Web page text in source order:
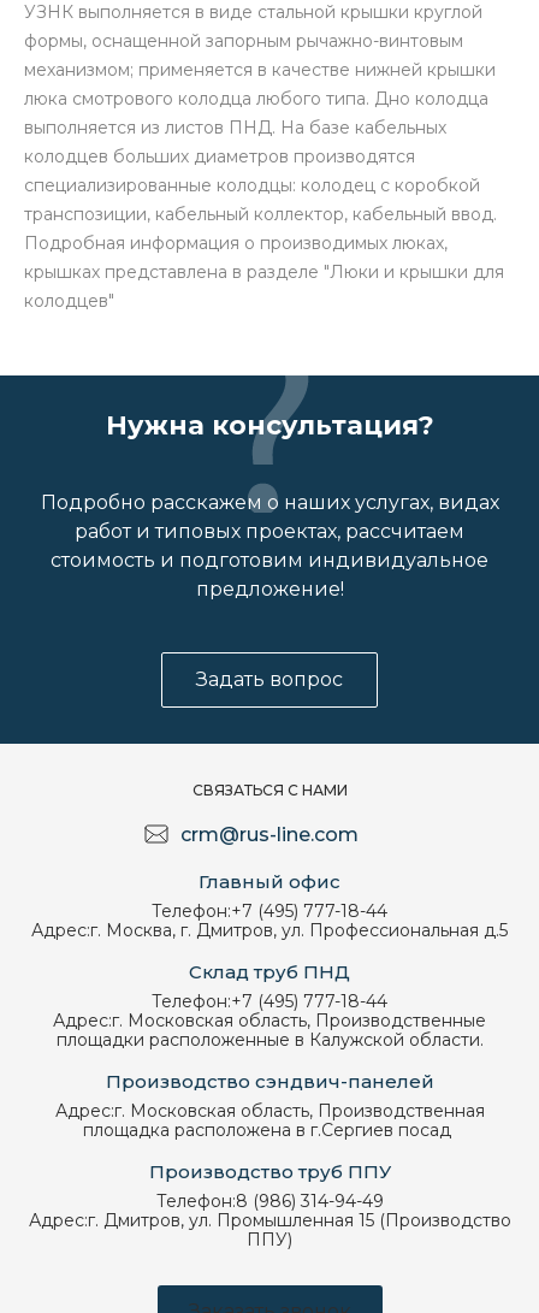
УЗНК выполняется в виде стальной крышки круглой
формы, оснащенной запорным рычажно-винтовым
механизмом; применяется в качестве нижней крышки
люка смотрового колодца любого типа. Дно колодца
выполняется из листов ПНД. На базе кабельных
колодцев больших диаметров производятся
специализированные колодцы: колодец с коробкой
транспозиции, кабельный коллектор, кабельный ввод.
Подробная информация о производимых люках,
крышках представлена в разделе "Люки и крышки для
колодцев"
Нужна консультация?
Подробно расскажем о наших услугах, видах
работ и типовых проектах, рассчитаем
стоимость и подготовим индивидуальное
предложение!
Задать вопрос
СВЯЗАТЬСЯ С НАМИ
crm@rus-line.com
Главный офис
Телефон:+7 (495) 777-18-44
Адрес:г. Москва, г. Дмитров, ул. Профессиональная д.5
Склад труб ПНД
Телефон:+7 (495) 777-18-44
Адрес:г. Московская область, Производственные
площадки расположенные в Калужской области.
Производство сэндвич-панелей
Адрес:г. Московская область, Производственная
площадка расположена в г.Сергиев посад
Производство труб ППУ
Телефон:8 (986) 314-94-49
Адрес:г. Дмитров, ул. Промышленная 15 (Производство
ППУ)